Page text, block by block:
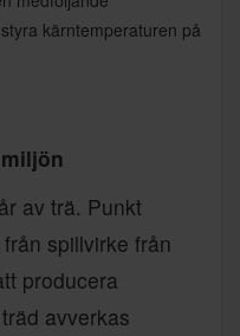
kärntemperaturen på
av trä. Punkt
spillvirke från
producera
avverkas